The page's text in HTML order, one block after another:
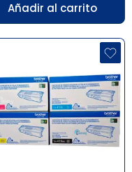
Añadir al carrito